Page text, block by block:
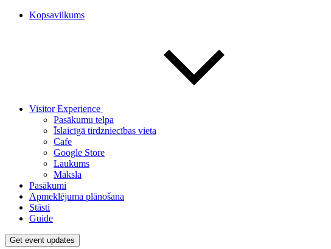
Kopsavilkums
Visitor Experience
Pasākumu telpa
Īslaicīgā tirdzniecības vieta
Cafe
Google Store
Laukums
Māksla
Pasākumi
Apmeklējuma plānošana
Stāsti
Guide
Get event updates